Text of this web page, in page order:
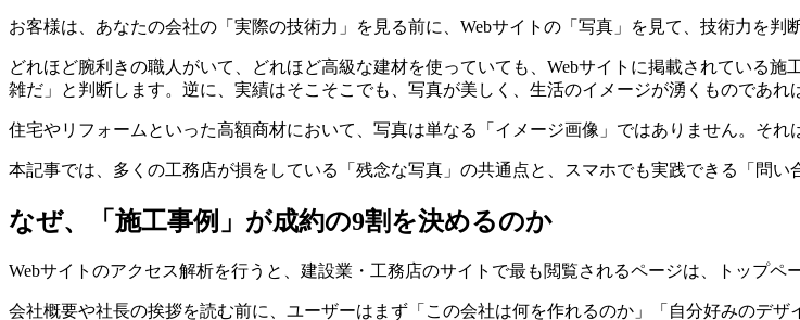
お客様は、あなたの会社の「実際の技術力」を見る前に、Webサイトの「写真」を見て、技術力を判
どれほど腕利きの職人がいて、どれほど高級な建材を使っていても、Webサイトに掲載されている
雑だ」と判断します。逆に、実績はそこそこでも、写真が美しく、生活のイメージが湧くものであれ
住宅やリフォームといった高額商材において、写真は単なる「イメージ画像」ではありません。そ
本記事では、多くの工務店が損をしている「残念な写真」の共通点と、スマホでも実践できる「問
なぜ、「施工事例」が成約の9割を決めるのか
Webサイトのアクセス解析を行うと、建設業・工務店のサイトで最も閲覧されるページは、トップペ
会社概要や社長の挨拶を読む前に、ユーザーはまず「この会社は何を作れるのか」「自分好みのデ